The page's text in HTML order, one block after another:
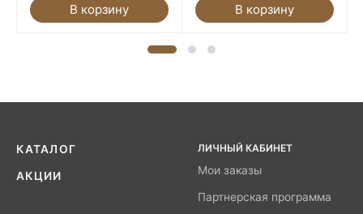
В корзину В корзину
КАТАЛОГ
АКЦИИ
ЛИЧНЫЙ КАБИНЕТ
Мои заказы
Партнерская программа